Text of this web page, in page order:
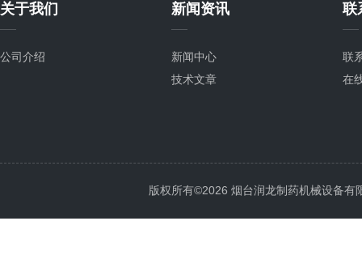
关于我们
公司介绍
新闻资讯
新闻中心
技术文章
联
联
在
版权所有©2026 烟台润龙制药机械设备